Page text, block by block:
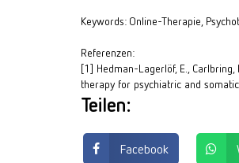
Keywords: Online-Therapie,
Referenzen:
[1] Hedman-Lagerlöf, E.,
therapy for psychiatric and
Teilen:
Facebook